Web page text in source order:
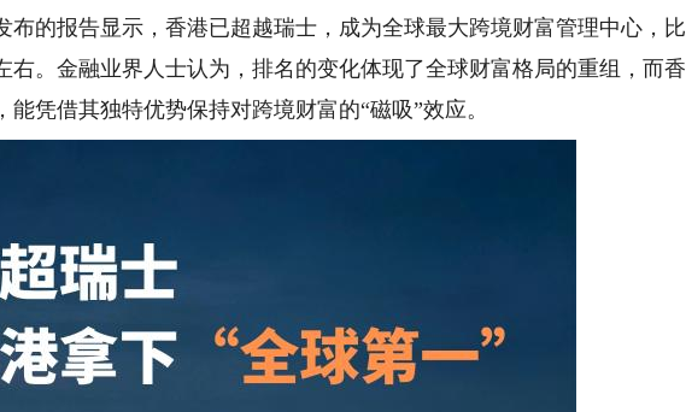
的报告显示，香港已超越瑞士，成为全球最大跨境财富管理中心，比
右。金融业界人士认为，排名的变化体现了全球财富格局的重组，而香
凭借其独特优势保持对跨境财富的“磁吸”效应。